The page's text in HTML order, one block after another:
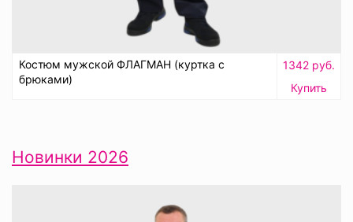
Костюм мужской ФЛАГМАН (куртка с
брюками)
1342 руб.
Купить
Новинки 2026